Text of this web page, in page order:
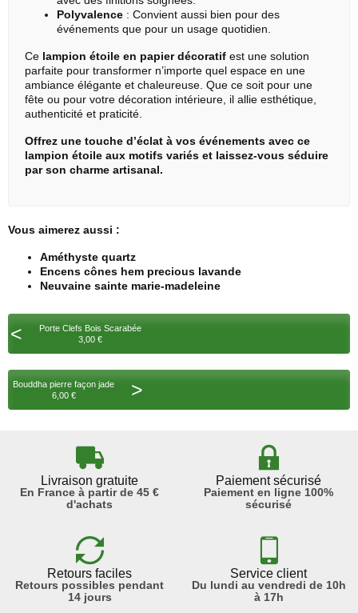
Polyvalence : Convient aussi bien pour des
événements que pour un usage quotidien.
Ce lampion étoile en papier décoratif est une solution
parfaite pour transformer n’importe quel espace en une
ambiance élégante et chaleureuse. Que ce soit pour une
fête ou pour votre décoration intérieure, il allie esthétique,
authenticité et praticité.
Offrez une touche d’éclat à vos événements avec ce
lampion étoile aux motifs variés et laissez-vous séduire
par son charme artisanal.
Vous aimerez aussi :
Améthyste quartz
Encens cônes hem precious lavande
Neuvaine sainte marie-madeleine
<
Porte Clefs Bois Scarabée
3,00 €
Bouddha pierre façon jade
6,00 €
>
Livraison gratuite
En France à partir de 45 €
d'achats
Paiement sécurisé
Paiement en ligne 100%
sécurisé
Retours faciles
Retours possibles pendant
14 jours
Service client
Du lundi au vendredi de 10h
à 17h